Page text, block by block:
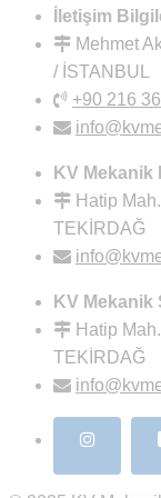
İletişim
Mehmet
/ İSTANBUL
+90 216
KV Mekanik
Hatip
TEKİRDAĞ
KV Mekanik
Hatip
TEKİRDAĞ